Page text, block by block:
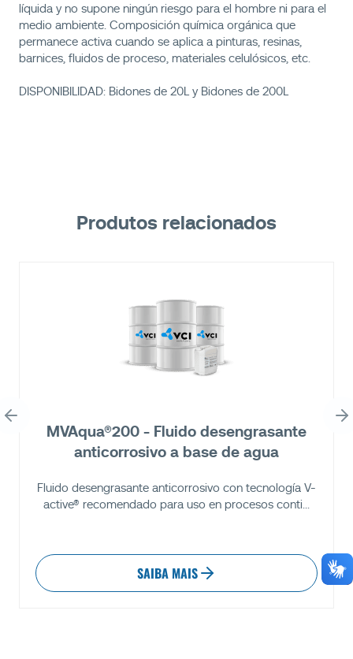
líquida y no supone ningún riesgo para el hombre ni para el
medio ambiente. Composición química orgánica que
permanece activa cuando se aplica a pinturas, resinas,
barnices, fluidos de proceso, materiales celulósicos, etc.
DISPONIBILIDAD: Bidones de 20L y Bidones de 200L
Produtos relacionados
MVAqua®200 - Fluido desengrasante
anticorrosivo a base de agua
Fluido desengrasante anticorrosivo con tecnología V-
active® recomendado para uso en procesos conti...
SAIBA MAIS